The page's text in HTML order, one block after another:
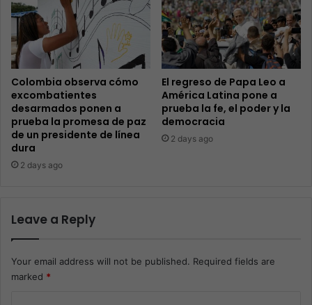
Colombia observa cómo
excombatientes
desarmados ponen a
prueba la promesa de paz
de un presidente de línea
dura
2 days ago
El regreso de Papa Leo a
América Latina pone a
prueba la fe, el poder y la
democracia
2 days ago
Leave a Reply
Your email address will not be published. Required fields are
marked *